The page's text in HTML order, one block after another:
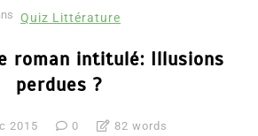
Quiz Littérature
roman intitulé: Illusions
perdues ?
2015 0 82 words